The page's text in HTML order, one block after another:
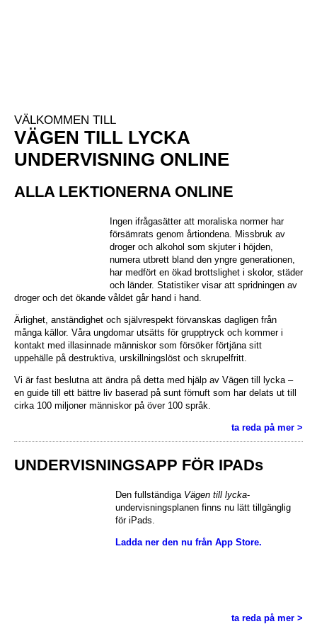
VÄLKOMMEN TILL
VÄGEN TILL LYCKA
UNDERVISNING ONLINE
ALLA LEKTIONERNA ONLINE
Ingen ifrågasätter att moraliska normer har
försämrats genom årtiondena. Missbruk av
droger och alkohol som skjuter i höjden,
numera utbrett bland den yngre generationen,
har medfört en ökad brottslighet i skolor, städer
och länder. Statistiker visar att spridningen av
droger och det ökande våldet går hand i hand.
Ärlighet, anständighet och självrespekt förvanskas dagligen från
många källor. Våra ungdomar utsätts för grupptryck och kommer i
kontakt med illasinnade människor som försöker förtjäna sitt
uppehälle på destruktiva, urskillningslöst och skrupelfritt.
Vi är fast beslutna att ändra på detta med hjälp av Vägen till lycka –
en guide till ett bättre liv baserad på sunt förnuft som har delats ut till
cirka 100 miljoner människor på över 100 språk.
ta reda på mer >
UNDERVISNINGSAPP FÖR IPADs
Den fullständiga Vägen till lycka-
undervisningsplanen finns nu lätt tillgänglig
för iPads.
Ladda ner den nu från App Store.
ta reda på mer >